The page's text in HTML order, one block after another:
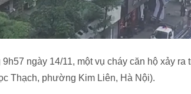
ngày 14/11, một vụ cháy căn hộ xảy ra
Thạch, phường Kim Liên, Hà Nội).